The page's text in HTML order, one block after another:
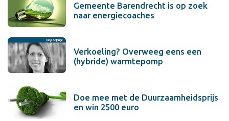
Gemeente Barendrecht is op zoek
naar energiecoaches
Verkoeling? Overweeg eens een
(hybride) warmtepomp
Doe mee met de Duurzaamheidsprijs
en win 2500 euro